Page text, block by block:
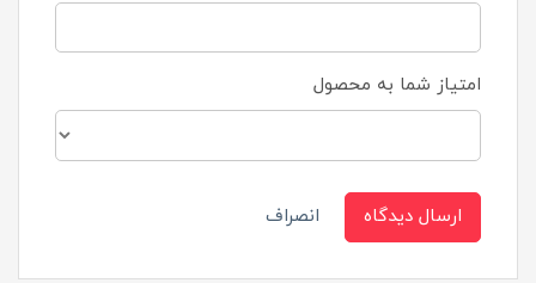
امتیاز شما به محصول
ارسال دیدگاه انصراف